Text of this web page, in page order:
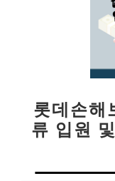
롯데손해
류 입원